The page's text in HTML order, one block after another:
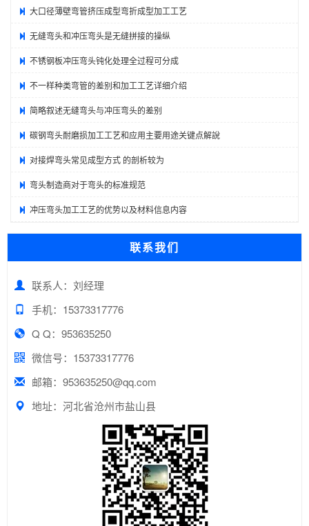
大口径薄壁弯管挤压成型弯折成型加工工艺
无缝弯头和冲压弯头是无缝拼接的操纵
不锈钢板冲压弯头钝化处理全过程可分成
不一样种类弯管的差别和加工工艺详细介绍
简略叙述无缝弯头与冲压弯头的差别
碳钢弯头耐磨损加工工艺和应用主要用途关键点解說
对接焊弯头常见成型方式 的剖析较为
弯头制造商对于弯头的标准规范
冲压弯头加工工艺的优势以及材料信息内容
联系我们
联系人：刘经理
手机：15373317776
Q Q：953635250
微信号：15373317776
邮箱：953635250@qq.com
地址：河北省沧州市盐山县